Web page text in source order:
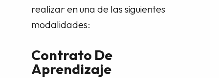
realizar en una de las siguientes
modalidades:
Contrato De
Aprendizaje